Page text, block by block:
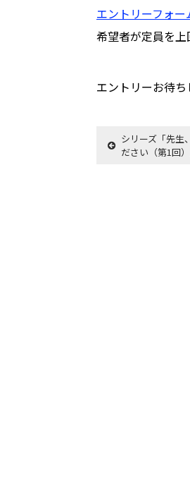
エントリーフォー
希望者が定員を上
エントリーお待ち
シリーズ「先生
ださい（第1回）